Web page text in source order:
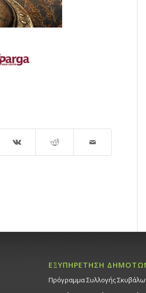
ΕΞΥΠΗΡΕΤΗΣΗ
Πρόγραμμα Συλλογής